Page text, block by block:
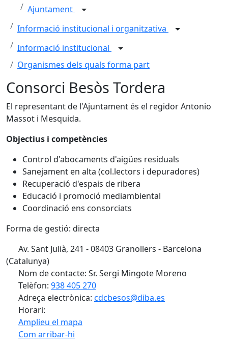
Ajuntament
Informació institucional i organitzativa
Informació institucional
Organismes dels quals forma part
Consorci Besòs Tordera
El representant de l'Ajuntament és el regidor Antonio
Massot i Mesquida.
Objectius i competències
Control d'abocaments d'aigües residuals
Sanejament en alta (col.lectors i depuradores)
Recuperació d'espais de ribera
Educació i promoció mediambiental
Coordinació ens consorciats
Forma de gestió: directa
Av. Sant Julià, 241 - 08403 Granollers - Barcelona
(Catalunya)
Nom de contacte: Sr. Sergi Mingote Moreno
Telèfon: 938 405 270
Adreça electrònica: cdcbesos@diba.es
Horari:
Amplieu el mapa
Com arribar-hi